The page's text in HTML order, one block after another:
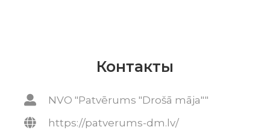
Контакты
NVO "Patvērums "Drošā māja""
https://patverums-dm.lv/